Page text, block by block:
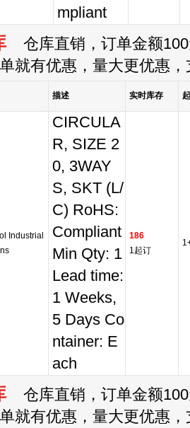
mpliant
仓库直销，订单金额
就有优惠，量大更优惠
描述 实时库存
Industrial
CIRCULA
R, SIZE 2
0, 3WAY
S, SKT (L/
C) RoHS:
Compliant
Min Qty: 1
Lead time:
1 Weeks,
5 Days Co
ntainer: E
ach
186
1起订
仓库直销，订单金额
就有优惠，量大更优惠